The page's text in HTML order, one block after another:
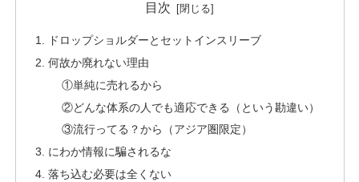
目次
ドロップショルダーとセットインスリーブ
何故か廃れない理由
①単純に売れるから
②どんな体系の人でも適応できる（という勘違い）
③流行ってる？から（アジア圏限定）
にわか情報に騙されるな
落ち込む必要は全くない